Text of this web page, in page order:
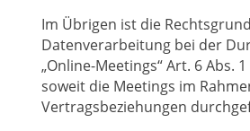
Im Übrigen ist die
Datenverarbeitung bei der
„Online-Meetings“ Art. 6 Abs. 1
soweit die Meetings im
Vertragsbeziehungen